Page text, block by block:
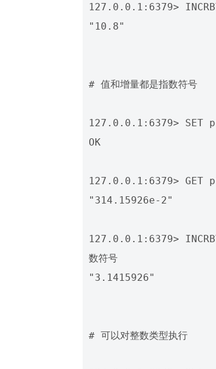
127.0.0.1:6379>
"10.8"
# 值和增量都是指数符号
127.0.0.1:6379> SET
OK
127.0.0.1:6379>
"314.15926e-2"
127.0.0.1:6379>
数符号
"3.1415926"
# 可以对整数类型执行